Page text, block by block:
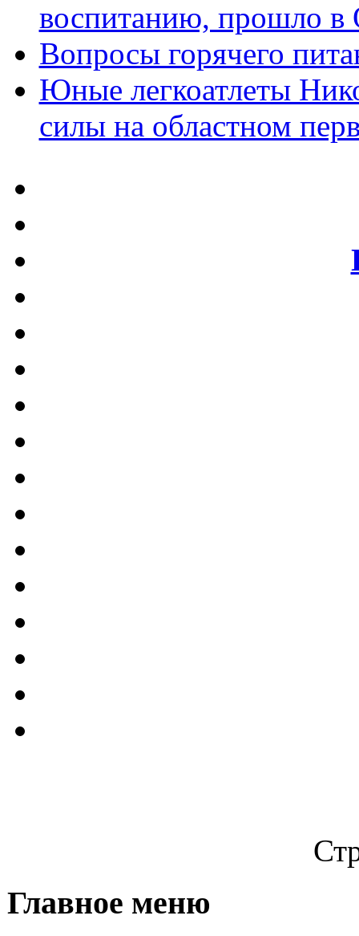
воспитанию, прошло в
Вопросы горячего
Юные легкоатлеты
силы на областном
Главное меню